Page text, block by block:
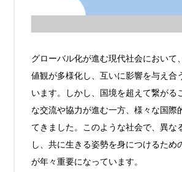
グローバル化が進む現代社会において
値観が多様化し、互いに影響を与え合
います。しかし、国境を超えて繋がる
な交流や協力が進む一方、様々な国際
てきました。このような社会で、異な
し、共に生きる姿勢を身につけるため
が年々重要になっています。